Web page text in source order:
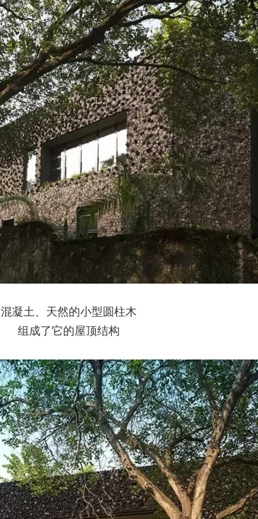
混凝土、天然的小型圆柱木
组成了它的屋顶结构